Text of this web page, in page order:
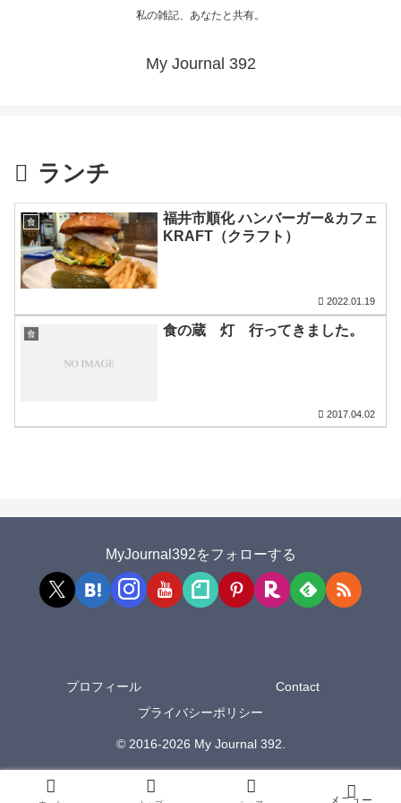
私の雑記、あなたと共有。
My Journal 392
ランチ
食
福井市順化 ハンバーガー&カフェ
KRAFT（クラフト）
2022.01.19
食 食の蔵 灯 行ってきました。
2017.04.02
MyJournal392をフォローする
プロフィール
Contact
プライバシーポリシー
© 2016-2026 My Journal 392.